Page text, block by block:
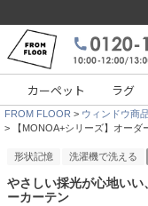
カーペット ラグ
FROM FLOOR ウィンドウ商
【MONOA+シリーズ】オー
形状記憶 洗濯機で洗える
やさしい採光が心地い
ーカーテン